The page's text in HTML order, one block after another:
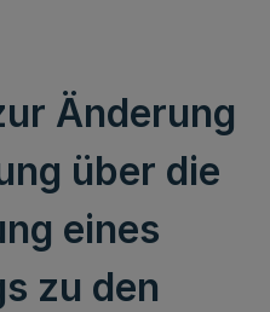
Änderung
über die
eines
zu den